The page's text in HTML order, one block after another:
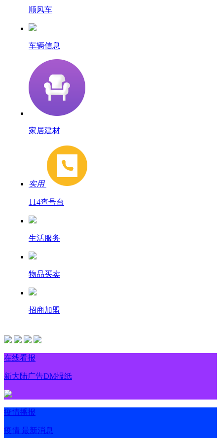
顺风车
车辆信息
家居建材
实用
114查号台
生活服务
物品买卖
招商加盟
在线看报
新大陆广告DM报纸
疫情播报
疫情 最新消息